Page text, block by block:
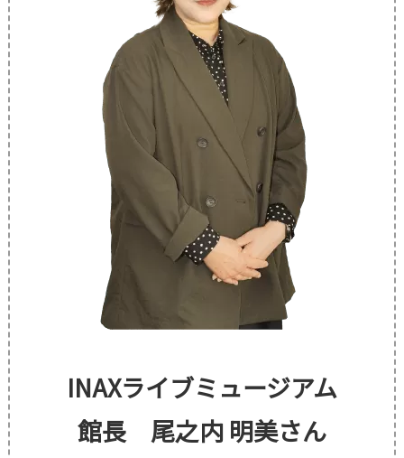
INAXライブミュージアム
館長 尾之内 明美さん